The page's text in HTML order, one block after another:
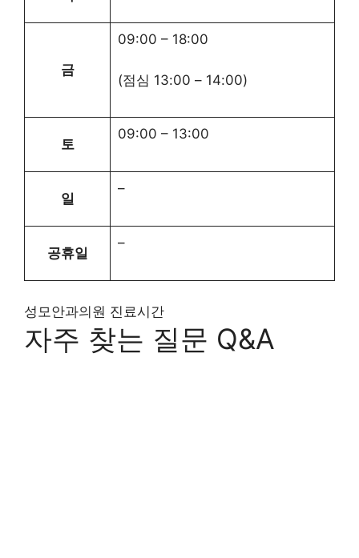
금
09:00 – 18:00
(점심 13:00 – 14:00)
토
09:00 – 13:00
일
–
공휴일
–
성모안과의원 진료시간
자주 찾는 질문 Q&A